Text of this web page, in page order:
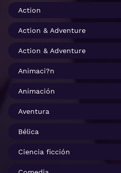
Action
Action & Adventure
Action & Adventure
Animaci?n
Animación
Aventura
Bélica
Ciencia ficción